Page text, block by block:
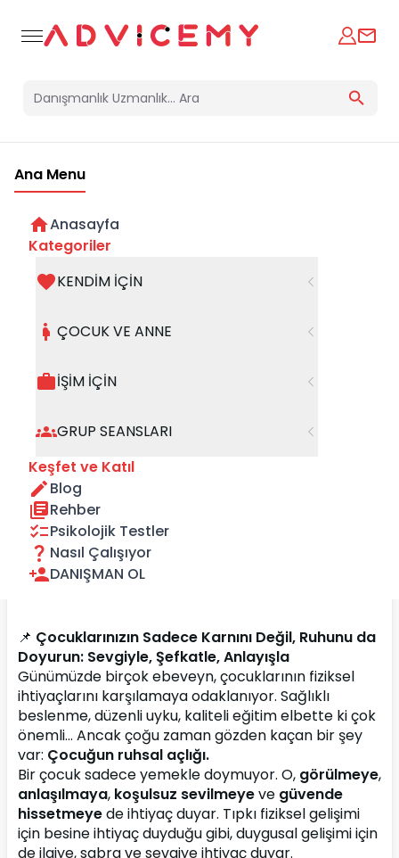
Ana Menu
Anasayfa
Kategoriler
KENDİM İÇİN
ÇOCUK VE ANNE
İŞİM İÇİN
GRUP SEANSLARI
Keşfet ve Katıl
Blog
Rehber
Psikolojik Testler
Nasıl Çalışıyor
DANIŞMAN OL
Çocukların Sadece Karnını
📌 Çocuklarınızın Sadece Karnını Değil, Ruhunu da
Doyurun: Sevgiyle, Şefkatle, Anlayışla
Günümüzde birçok ebeveyn, çocuklarının fiziksel
ihtiyaçlarını karşılamaya odaklanıyor. Sağlıklı
beslenme, düzenli uyku, kaliteli eğitim elbette ki çok
önemli… Ancak çoğu zaman gözden kaçan bir şey
var: Çocuğun ruhsal açlığı.
Bir çocuk sadece yemekle doymuyor. O, görülmeye
anlaşılmaya, koşulsuz sevilmeye ve güvende
hissetmeye de ihtiyaç duyar. Tıpkı fiziksel gelişimi
için besine ihtiyaç duyduğu gibi, duygusal gelişimi için
de ilgiye, sabra ve sevgiye ihtiyaç duyar.